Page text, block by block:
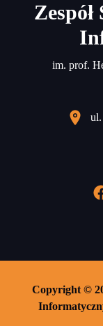
im. prof.
Copyright ©